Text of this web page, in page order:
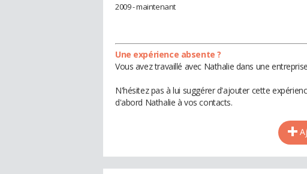
2009 - maintenant
Une expérience absente ?
Vous avez travaillé avec Nathalie dans une
N'hésitez pas à lui suggérer d'ajouter cette
d'abord Nathalie à vos contacts.